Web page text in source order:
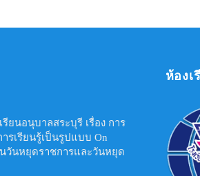
รียนอนุบาลสระบุรี เรื่อง การ
รเรียนรู้เป็นรูปแบบ On
นวันหยุดราชการและวันหยุด
ห้องเ